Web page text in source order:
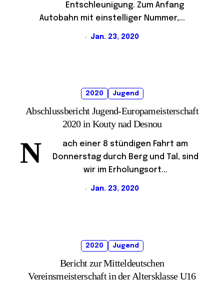
Entschleunigung. Zum Anfang
Autobahn mit einstelliger Nummer,...
Jan. 23, 2020
2020 Jugend
Abschlussbericht Jugend-Europameisterschaft
2020 in Kouty nad Desnou
N
ach einer 8 stündigen Fahrt am
Donnerstag durch Berg und Tal, sind
wir im Erholungsort...
Jan. 23, 2020
2020 Jugend
Bericht zur Mitteldeutschen
Vereinsmeisterschaft in der Altersklasse U16